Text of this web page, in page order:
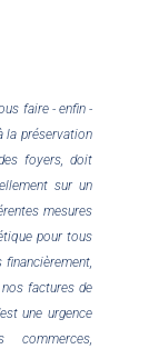
faire - enfin -
la préservation
foyers, doit
sur un
mesures
pour tous
factures de
une urgence